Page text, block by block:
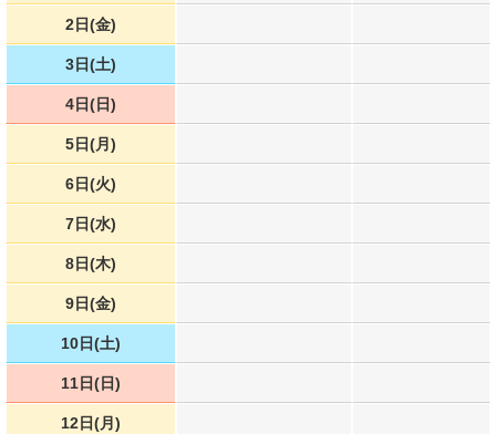
2日(金)
3日(土)
4日(日)
5日(月)
6日(火)
7日(水)
8日(木)
9日(金)
10日(土)
11日(日)
12日(月)